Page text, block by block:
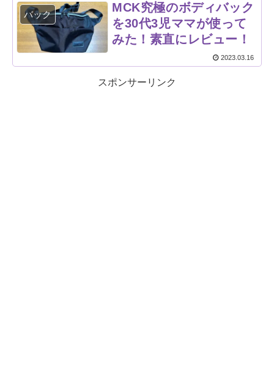
バック
MCK究極のボディバック
を30代3児ママが使って
みた！素直にレビュー！
2023.03.16
スポンサーリンク